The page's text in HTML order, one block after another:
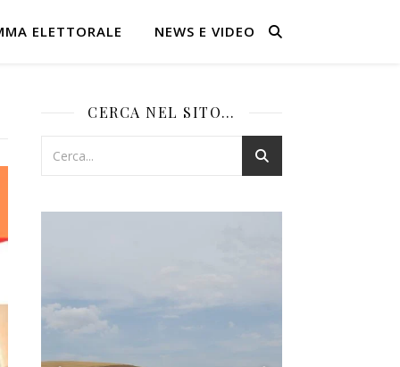
ELETTORALE NEWS E VIDEO
CERCA NEL SITO…